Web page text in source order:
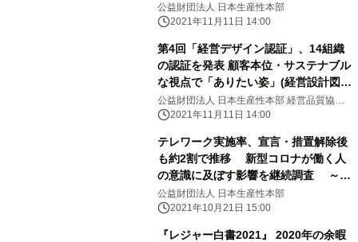
公益財団法人 日本生産性本部
2021年11月11日 14:00
第4回「経営デザイン認証」、14組織
の認証を発表 顧客本位・サステナブル
な視点で「ありたい姿」(経営設計図)
を 「見える化」し組織一体での生産性
改革、事業承継につなげる
公益財団法人 日本生産性本部 経営品質協議
会 2021年11月11日 14:00
テレワーク実施率、宣言・措置解除後
も約2割で推移 新型コロナが働く人
の意識に及ぼす影響を継続調査 ～第
7回「働く人の意識調査」
公益財団法人 日本生産性本部
2021年10月21日 15:00
『レジャー白書2021』 2020年の余暇